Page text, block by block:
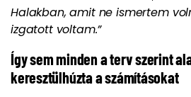
Halakban, amit ne ismertem
izgatott voltam.”
Így sem minden a terv szerint
keresztülhúzta a számításokat